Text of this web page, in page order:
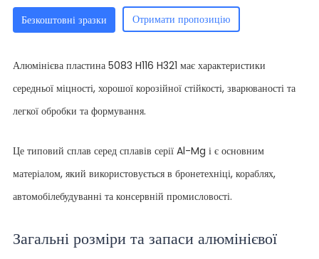
Безкоштовні зразки Отримати пропозицію
Алюмінієва пластина 5083 H116 H321 має характеристики
середньої міцності, хорошої корозійної стійкості, зварюваності та
легкої обробки та формування.
Це типовий сплав серед сплавів серії Al-Mg і є основним
матеріалом, який використовується в бронетехніці, кораблях,
автомобілебудуванні та консервній промисловості.
Загальні розміри та запаси алюмінієвої